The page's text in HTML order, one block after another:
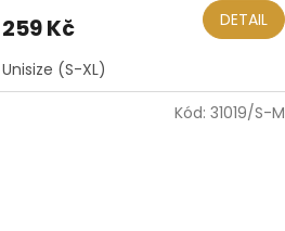
je
z
5
259 Kč DETAIL
Unisize (S-XL)
Kód: 31019/S-M